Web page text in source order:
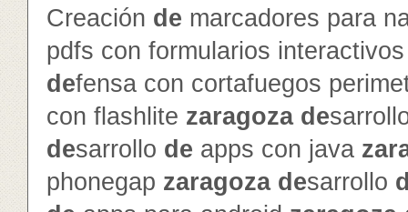
Creación de marcadores para
pdfs con formularios
defensa con cortafuegos
con flashlite zaragoza de
desarrollo de apps con java
phonegap zaragoza desarrollo